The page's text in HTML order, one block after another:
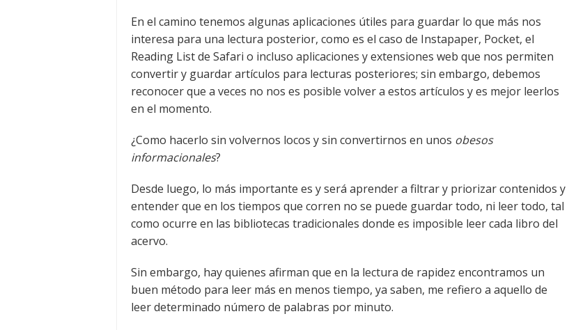
En el camino tenemos algunas aplicaciones útiles para guardar lo que más nos
interesa para una lectura posterior, como es el caso de Instapaper, Pocket, el
Reading List de Safari o incluso aplicaciones y extensiones web que nos permiten
convertir y guardar artículos para lecturas posteriores; sin embargo, debemos
reconocer que a veces no nos es posible volver a estos artículos y es mejor leerlos
en el momento.
¿Como hacerlo sin volvernos locos y sin convertirnos en unos obesos
informacionales?
Desde luego, lo más importante es y será aprender a filtrar y priorizar contenidos y
entender que en los tiempos que corren no se puede guardar todo, ni leer todo, tal
como ocurre en las bibliotecas tradicionales donde es imposible leer cada libro del
acervo.
Sin embargo, hay quienes afirman que en la lectura de rapidez encontramos un
buen método para leer más en menos tiempo, ya saben, me refiero a aquello de
leer determinado número de palabras por minuto.